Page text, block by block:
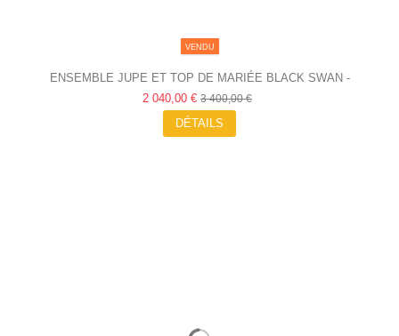
VENDU
ENSEMBLE JUPE ET TOP DE MARIÉE BLACK SWAN -
VICTOIRE...
2 040,00 € 3 400,00 €
DÉTAILS